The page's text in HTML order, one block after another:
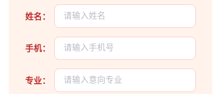
姓名：
手机：
专业：